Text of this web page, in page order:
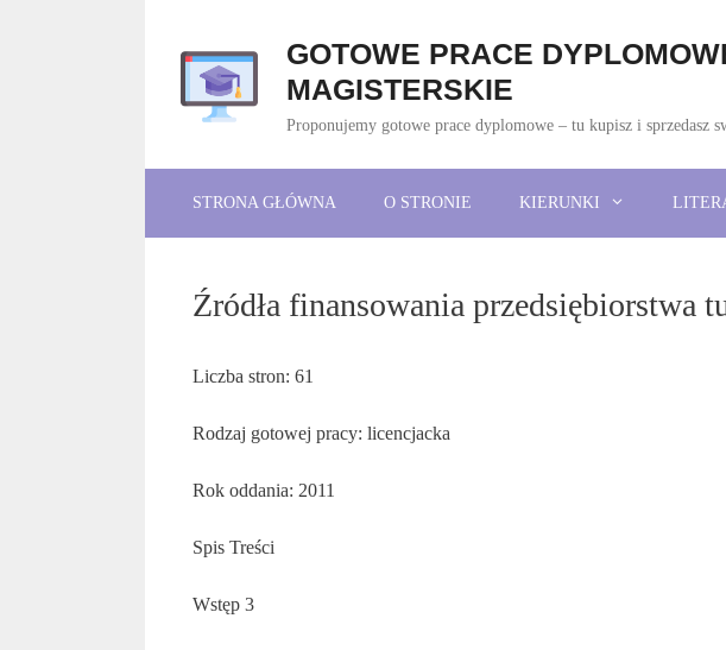
GOTOWE PRACE
MAGISTERSKIE
Proponujemy gotowe prace dyplomowe – tu kupisz i sprzedasz
STRONA GŁÓWNA O STRONIE KIERUNKI
Źródła finansowania przedsiębiorstwa
Liczba stron: 61
Rodzaj gotowej pracy: licencjacka
Rok oddania: 2011
Spis Treści
Wstęp 3